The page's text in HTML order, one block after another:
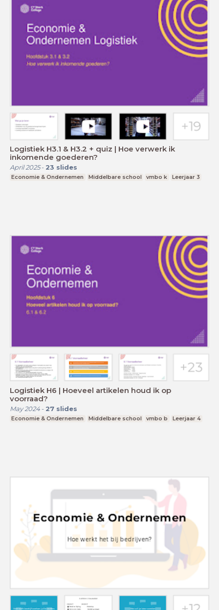
Logistiek H3.1 & H3.2 + quiz | Hoe verwerk ik
inkomende goederen?
April 2025- 23 slides
Economie & Ondernemen Middelbare school vmbo k Leerjaar 3
Logistiek H6 | Hoeveel artikelen houd ik op
voorraad?
May 2024- 27 slides
Economie & Ondernemen Middelbare school vmbo b Leerjaar 4